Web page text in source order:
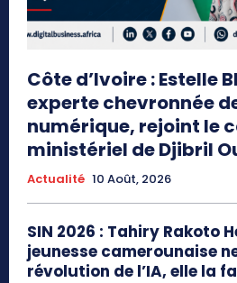
Côte d’Ivoire : Estelle
experte chevronnée
numérique, rejoint le
ministériel de Djibril
Actualité 10 Août, 2026
SIN 2026 : Tahiry Rakoto
jeunesse camerounaise
révolution de l’IA, elle la